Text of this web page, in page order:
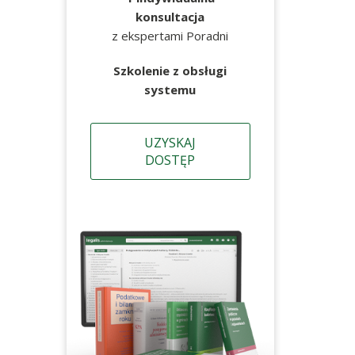
konsultacja
z ekspertami Poradni
Szkolenie z obsługi
systemu
UZYSKAJ
DOSTĘP